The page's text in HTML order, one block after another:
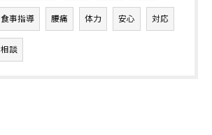
食事指導 腰痛 体力 安心 対応
相談